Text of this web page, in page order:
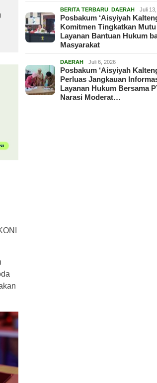
BERITA TERBARU ,DAERAH Juli
Posbakum ‘Aisyiyah
Komitmen Tingkatkan Mutu
Layanan Bantuan Hukum
Masyarakat
DAERAH Juli 6, 2026
Posbakum ‘Aisyiyah
Perluas Jangkauan
Layanan Hukum Bersama
Narasi Moderat…